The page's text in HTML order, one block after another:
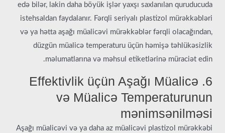
edə bilər, lakin daha böyük işlər yaxşı saxlanılan quruducuda
istehsaldan faydalanır. Fərqli seriyalı plastizol mürəkkəbləri
və ya hətta aşağı müalicəvi mürəkkəblər fərqli olacağından,
düzgün müalicə temperaturu üçün həmişə təhlükəsizlik
məlumatlarına və məhsul etiketlərinə müraciət edin.
6. Effektivlik üçün Aşağı Müalicə
və Müalicə Temperaturunun
mənimsənilməsi
Aşağı müalicəvi və ya daha az müalicəvi plastizol mürəkkəbi